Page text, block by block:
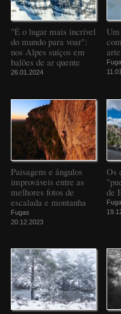
"É o lugar mais incrível
do mundo para voar":
nos Alpes suíços em
balões de ar quente
26.01.2024
Paisagens e ângulos
improváveis entre as
melhores fotos de
escalada e montanha
Fugas
20.12.2023
Os
de